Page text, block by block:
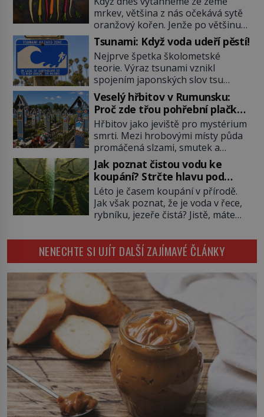
mrkev, většina z nás očekává sytě
oranžový kořen. Jenže po většinu
své historie je mrkev všechno
možné, jen ne oranžová. Je fialová,
žlutá, bílá, někdy dokonce téměř
černá. Až díky stovkám let
pečlivého šlechtění se z ní stává
zelenina, bez které si českou
zahradu ani nedokážeme
představit. Její příběh je […]
Tsunami: Když voda udeří pěstí!
Nejprve špetka školometské
teorie. Výraz tsunami vznikl
spojením japonských slov tsu
(přístav) a nami (vlna). Jedná se o
dlouhou vlnu, která je na volném
moři takřka nepostřehnutelná.
Ačkoli je vlnová délka tsunami i 300
kilometrů, výška vlny na volném
moři je maximálně 1,5 metru.
Máme se podobné obří vlny obávat
i v Evropě? Vznik tsunami si […]
Veselý hřbitov v Rumunsku:
Proč zde třou pohřební plačky
bídu s nouzí?
Hřbitov jako jeviště pro mystérium
smrti. Mezi hrobovými místy půda
promáčená slzami, smutek a
vědomí konečnosti lidské existence.
Jsou ale výjimky, kde pohřební
plačky smutně žmoulají kapesníky
nikoli při smutečním obřadu, ale
při pohledu na výši vyměřené
podpory v nezaměstnanosti. Kam
který si vysloužil název „Veselý“,
najdeme v rumunské vesnici
Sapanta, nedaleko hranic […]
Jak poznat čistou vodu ke
koupání? Strčte hlavu pod
hladinu!
Léto je časem koupání v přírodě.
Jak však poznat, že je voda v řece,
rybníku, jezeře čistá? Jistě, máte
hygieniků či podrobit křížovému
výslechu provozovatele přírodního
koupaliště. Existuje ale ještě jiná
alternativa. Jaká? Podívat se pod
hladinu a zjistit, kdo si onu
konkrétní vodní lokalitu oblíbil už
dávno před vámi. Říká se jim
bioindikátory […]
NENECHTE SI UJÍT DALŠÍ ZAJÍMAVÉ ČLÁNKY